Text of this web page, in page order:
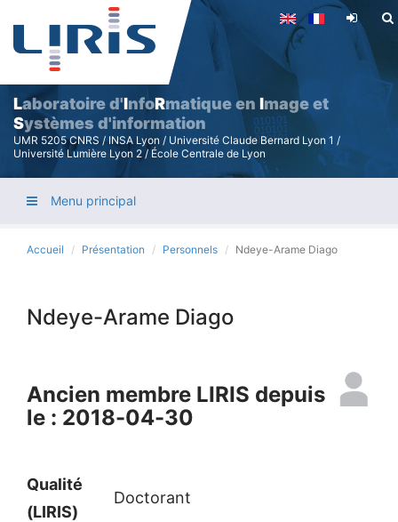
Aller
au
contenu
principal
Laboratoire d'InfoRmatique en Image et
Systèmes d'information
UMR 5205 CNRS / INSA Lyon / Université Claude Bernard Lyon 1 /
Université Lumière Lyon 2 / École Centrale de Lyon
Menu principal
Accueil Présentation Personnels Ndeye-Arame Diago
Ndeye-Arame Diago
Ancien membre LIRIS depuis
le : 2018-04-30
Qualité
(LIRIS)
Doctorant